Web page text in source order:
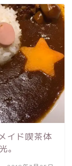
イド喫茶体
。